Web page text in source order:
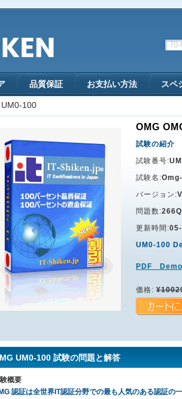
品質保証 お支払い方法 スペ
UM0-100
OMG
試験の紹介
試験番号:
試験名:
バージョン:
問題数:
更新時間:
UM0-100
PDF Demo
価格:
UM0-100 試験の問題と解答
概要
認証は全世界IT認証分野での最も人気のある認証の